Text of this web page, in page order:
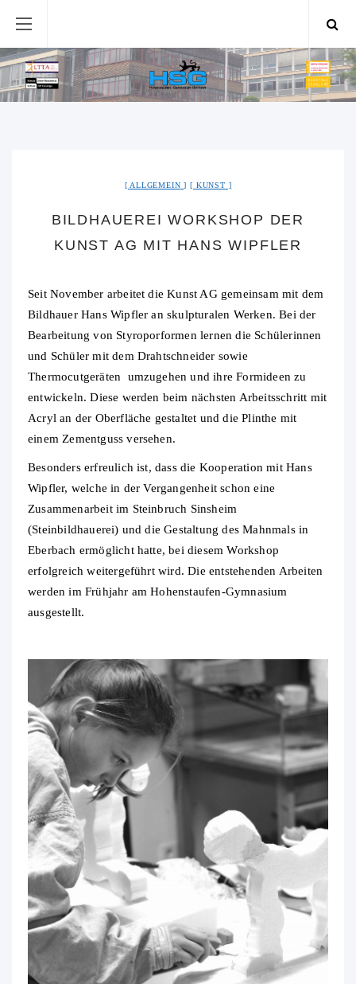
ALLGEMEIN KUNST
BILDHAUEREI WORKSHOP DER
KUNST AG MIT HANS WIPFLER
Seit November arbeitet die Kunst AG gemeinsam mit dem
Bildhauer Hans Wipfler an skulpturalen Werken. Bei der
Bearbeitung von Styroporformen lernen die Schülerinnen
und Schüler mit dem Drahtschneider sowie
Thermocutgeräten umzugehen und ihre Formideen zu
entwickeln. Diese werden beim nächsten Arbeitsschritt mit
Acryl an der Oberfläche gestaltet und die Plinthe mit
einem Zementguss versehen.
Besonders erfreulich ist, dass die Kooperation mit Hans
Wipfler, welche in der Vergangenheit schon eine
Zusammenarbeit im Steinbruch Sinsheim
(Steinbildhauerei) und die Gestaltung des Mahnmals in
Eberbach ermöglicht hatte, bei diesem Workshop
erfolgreich weitergeführt wird. Die entstehenden Arbeiten
werden im Frühjahr am Hohenstaufen-Gymnasium
ausgestellt.